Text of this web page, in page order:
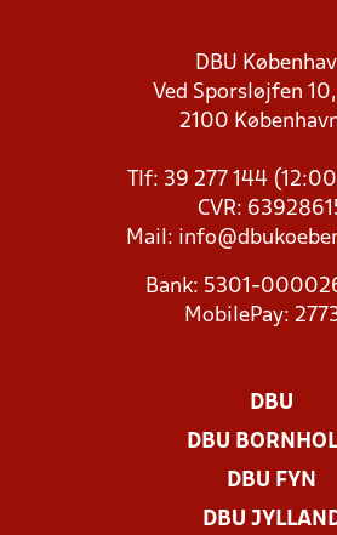
DBU
Ved Sporsløjfen 10,
2100
Tlf: 39 277 144
CVR:
Mail:
Bank: 5301-
MobilePay:
DBU
DBU
DBU FYN
DBU